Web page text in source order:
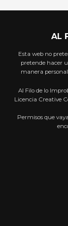
AL
Esta web no
pretende hacer
manera
Al Filo de lo
Licencia Creative
Permisos que